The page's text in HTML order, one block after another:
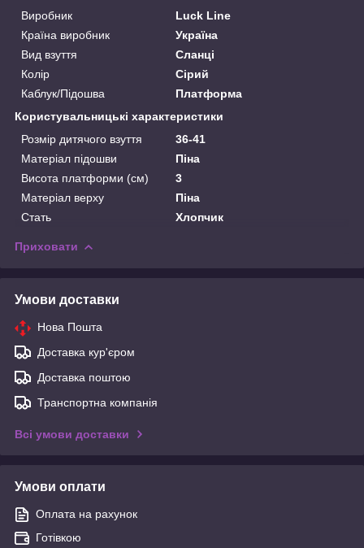
Виробник
Luck Line
Країна виробник
Україна
Вид взуття
Сланці
Колір
Сірий
Каблук/Підошва
Платформа
Користувальницькі характеристики
Розмір дитячого взуття
36-41
Матеріал підошви
Піна
Висота платформи (см)
3
Матеріал верху
Піна
Стать
Хлопчик
Приховати
Умови доставки
Нова Пошта
Доставка кур'єром
Доставка поштою
Транспортна компанія
Всі умови доставки
Умови оплати
Оплата на рахунок
Готівкою